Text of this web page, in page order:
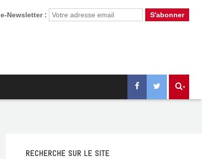
e-Newsletter :
RECHERCHE SUR LE SITE